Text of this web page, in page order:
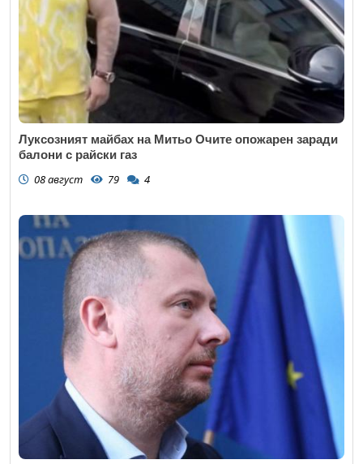
Луксозният майбах на Митьо Очите опожарен заради
балони с райски газ
08 август 79 4